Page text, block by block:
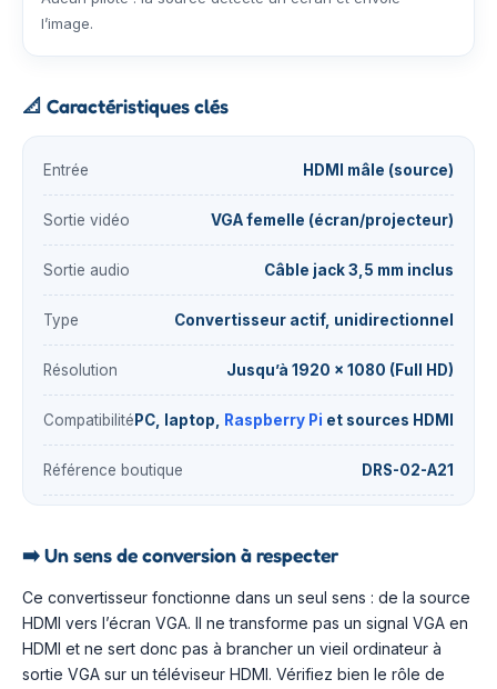
l’image.
📐 Caractéristiques clés
Entrée HDMI mâle (source)
Sortie vidéo VGA femelle (écran/projecteur)
Sortie audio Câble jack 3,5 mm inclus
Type Convertisseur actif, unidirectionnel
Résolution Jusqu’à 1920 × 1080 (Full HD)
Compatibilité PC, laptop, Raspberry Pi et sources HDMI
Référence boutique DRS-02-A21
➡️Un sens de conversion à respecter
Ce convertisseur fonctionne dans un seul sens : de la source
HDMI vers l’écran VGA. Il ne transforme pas un signal VGA en
HDMI et ne sert donc pas à brancher un vieil ordinateur à
sortie VGA sur un téléviseur HDMI. Vérifiez bien le rôle de